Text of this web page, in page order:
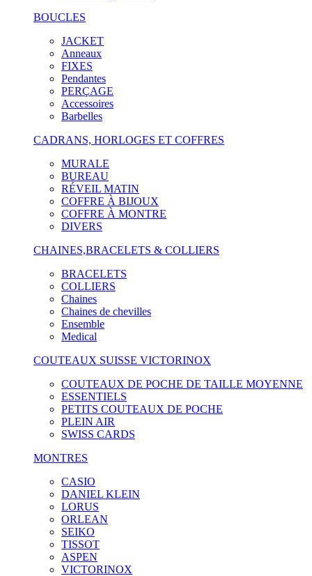
BOUCLES
JACKET
Anneaux
FIXES
Pendantes
PERÇAGE
Accessoires
Barbelles
CADRANS, HORLOGES ET COFFRES
MURALE
BUREAU
RÉVEIL MATIN
COFFRE À BIJOUX
COFFRE À MONTRE
DIVERS
CHAINES,BRACELETS & COLLIERS
BRACELETS
COLLIERS
Chaines
Chaines de chevilles
Ensemble
Medical
COUTEAUX SUISSE VICTORINOX
COUTEAUX DE POCHE DE TAILLE MOYENNE
ESSENTIELS
PETITS COUTEAUX DE POCHE
PLEIN AIR
SWISS CARDS
MONTRES
CASIO
DANIEL KLEIN
LORUS
ORLEAN
SEIKO
TISSOT
ASPEN
VICTORINOX